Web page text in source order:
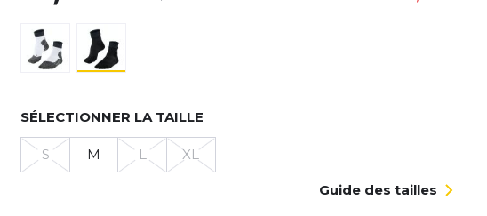
SÉLECTIONNER LA TAILLE
S M L XL
Guide des tailles